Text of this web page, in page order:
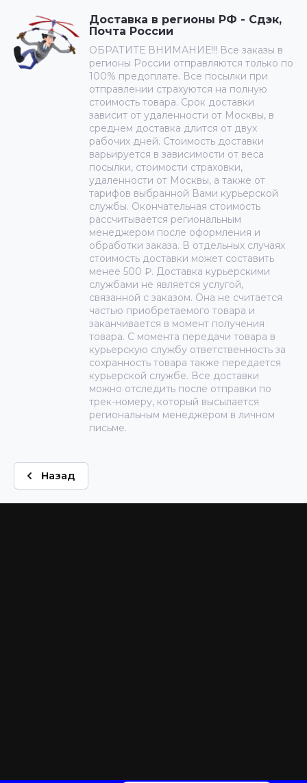
Доставка в регионы РФ - Сдэк,
Почта России
ОБРАТИТЕ ВНИМАНИЕ!!! Все заказы в
регионы России отправляются только по
100% предоплате. Все посылки при
отправлении страхуются на полную
стоимость товара. Срок доставки
зависит от удаленности от Москвы, в
среднем доставка длится от двух
рабочих дней. Стоимость доставки
варьируется в зависимости от веса
посылки, стоимости страховки,
удаленности от Москвы, а также от
тарифов выбранной Вами курьерской
службы. Окончательная стоимость
рассчитывается региональным
менеджером после оформления и
обработки заказа. В отдельных случаях
стоимость доставки может составить
менее 500 ₽. Доставка курьерскими
службами не является услугой,
связанной с заказом. Она не считается
частью приобретаемого товара и
заканчивается в момент получения
товара. С момента передачи товара в
курьерскую службу ответственность за
сохранность товара также передается
курьерской службе. Все доставки
можно отследить после отправки по
трек-номеру, который высылается
региональным менеджером в личном
письме.
Назад